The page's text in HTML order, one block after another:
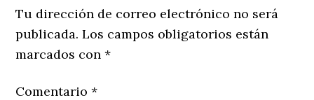
Interactions
Tu dirección de correo electrónico no será
publicada. Los campos obligatorios están
marcados con*
Comentario*